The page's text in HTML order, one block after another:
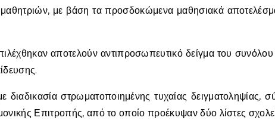
με βάση τα προσδοκώμενα μαθησιακά
αποτελούν αντιπροσωπευτικό δείγμα του
διαδικασία στρωματοποιημένης τυχαίας
Επιτροπής, από το οποίο προέκυψαν δύο λίστες